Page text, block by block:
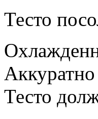
Тесто
Тесто